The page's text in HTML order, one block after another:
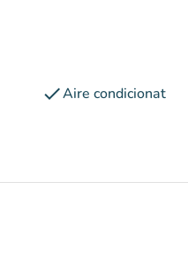
checkAire condicionat